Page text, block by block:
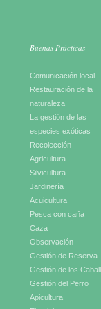
Buenas Prácticas
Comunicación local
Restauración de la
naturaleza
La gestión de las
especies exóticas
Recolección
Agricultura
Silvicultura
Jardinería
Acuicultura
Pesca con caña
Caza
Observación
Gestión de Reserva
Gestión de los
Gestión del Perro
Apicultura